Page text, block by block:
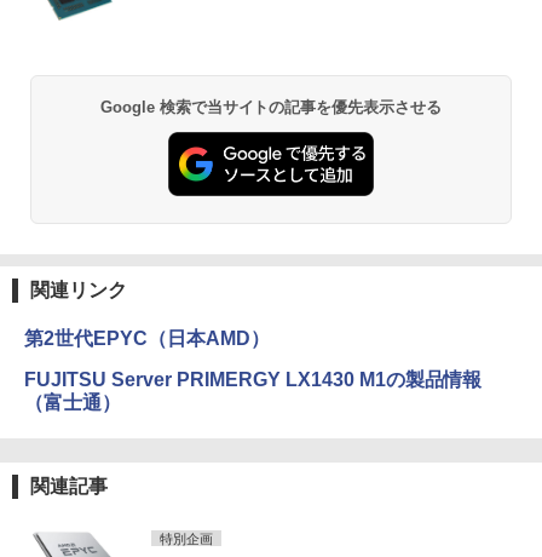
Google 検索で当サイトの記事を優先表示させる
関連リンク
第2世代EPYC（日本AMD）
FUJITSU Server PRIMERGY LX1430 M1の製品情報
（富士通）
関連記事
特別企画